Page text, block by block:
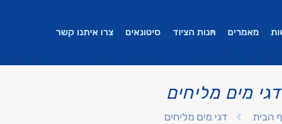
מאמרים חנות הציוד סיטונאים צרו איתנו קשר
דגי מים מליחים
הבית דגי מים מליחים